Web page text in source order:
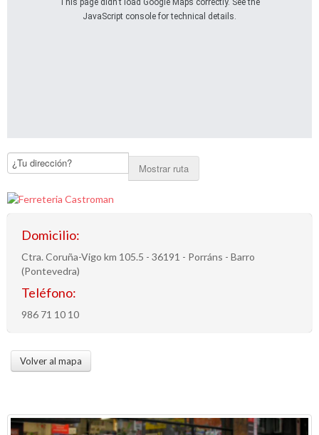
This page didn't load Google Maps correctly. See the
JavaScript console for technical details.
Mostrar ruta
Domicilio:
Ctra. Coruña-Vigo km 105.5 - 36191 - Porráns - Barro
(Pontevedra)
Teléfono:
986 71 10 10
Volver al mapa